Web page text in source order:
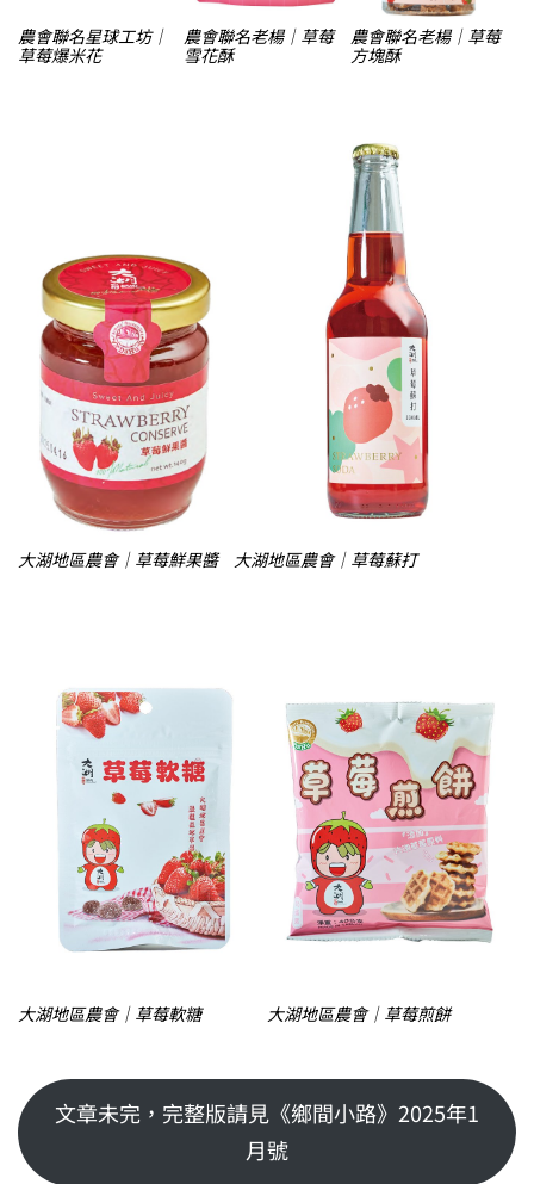
農會聯名星球工坊｜
草莓爆米花 農會聯名老楊｜草莓
雪花酥 農會聯名老楊｜草莓
方塊酥
大湖地區農會｜草莓鮮果醬 大湖地區農會｜草莓蘇打
大湖地區農會｜草莓軟糖 大湖地區農會｜草莓煎餅
文章未完，完整版請見《鄉間小路》2025年1
月號